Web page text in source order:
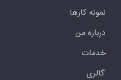
نمونه کارها
درباره من
خدمات
'گالری